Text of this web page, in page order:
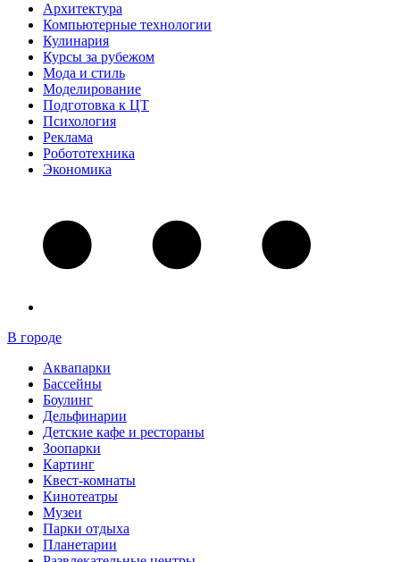
Архитектура
Компьютерные технологии
Кулинария
Курсы за рубежом
Мода и стиль
Моделирование
Подготовка к ЦТ
Психология
Реклама
Робототехника
Экономика
В городе
Аквапарки
Бассейны
Боулинг
Дельфинарии
Детские кафе и рестораны
Зоопарки
Картинг
Квест-комнаты
Кинотеатры
Музеи
Парки отдыха
Планетарии